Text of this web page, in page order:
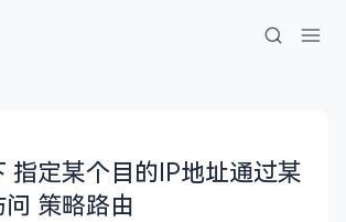
指定某个目的IP地址通过某
策略路由